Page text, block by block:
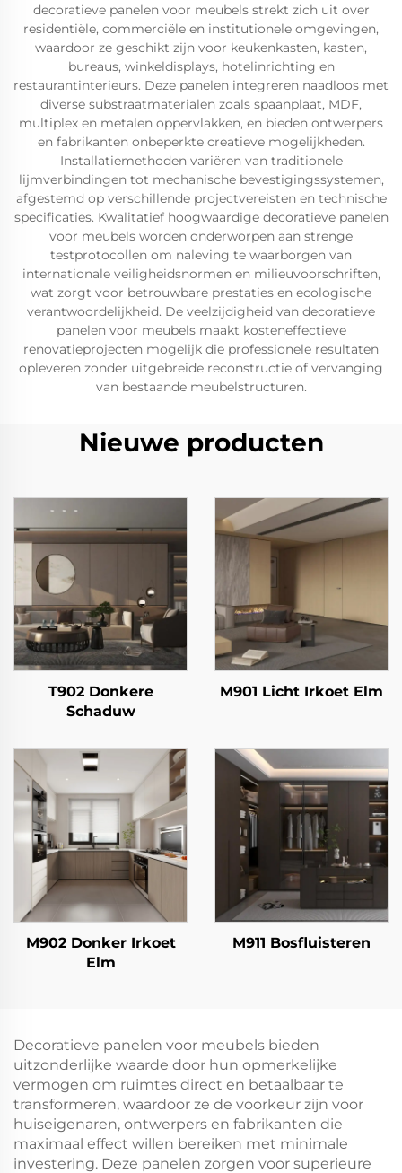
decoratieve panelen voor meubels strekt zich uit over
residentiële, commerciële en institutionele omgevingen,
waardoor ze geschikt zijn voor keukenkasten, kasten,
bureaus, winkeldisplays, hotelinrichting en
restaurantinterieurs. Deze panelen integreren naadloos met
diverse substraatmaterialen zoals spaanplaat, MDF,
multiplex en metalen oppervlakken, en bieden ontwerpers
en fabrikanten onbeperkte creatieve mogelijkheden.
Installatiemethoden variëren van traditionele
lijmverbindingen tot mechanische bevestigingssystemen,
afgestemd op verschillende projectvereisten en technische
specificaties. Kwalitatief hoogwaardige decoratieve panelen
voor meubels worden onderworpen aan strenge
testprotocollen om naleving te waarborgen van
internationale veiligheidsnormen en milieuvoorschriften,
wat zorgt voor betrouwbare prestaties en ecologische
verantwoordelijkheid. De veelzijdigheid van decoratieve
panelen voor meubels maakt kosteneffectieve
renovatieprojecten mogelijk die professionele resultaten
opleveren zonder uitgebreide reconstructie of vervanging
van bestaande meubelstructuren.
Nieuwe producten
T902 Donkere
Schaduw
M901 Licht Irkoet Elm
M902 Donker Irkoet
Elm
M911 Bosfluisteren
Decoratieve panelen voor meubels bieden
uitzonderlijke waarde door hun opmerkelijke
vermogen om ruimtes direct en betaalbaar te
transformeren, waardoor ze de voorkeur zijn voor
huiseigenaren, ontwerpers en fabrikanten die
maximaal effect willen bereiken met minimale
investering. Deze panelen zorgen voor superieure